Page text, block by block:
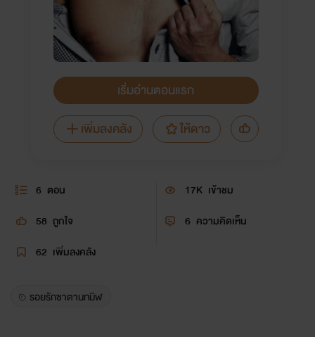
เริ่มอ่านตอนแรก
เพิ่มลงคลัง
ให้ดาว
6 ตอน 17K เข้าชม
58 ถูกใจ 6 ความคิดเห็น
62 เพิ่มลงคลัง
รอยรักซาตานทมิฬ